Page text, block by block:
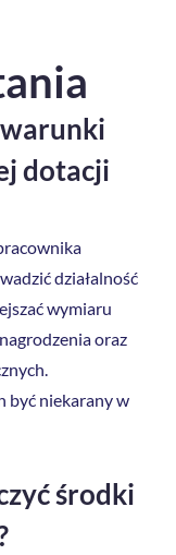
dotacji
działalność
wymiaru
oraz
być niekarany w
środki